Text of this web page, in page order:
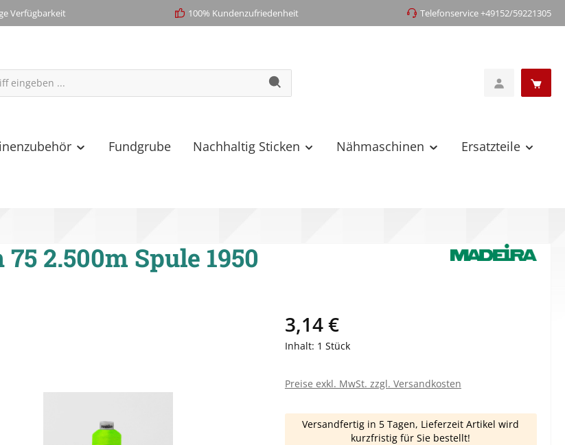
Verfügbarkeit 100% Kundenzufriedenheit Telefonservice +49152/59221305
Fundgrube Nachhaltig Sticken Nähmaschinen Ersatzteile
2.500m Spule 1950
3,14 €
Inhalt: 1 Stück
Preise exkl. MwSt. zzgl. Versandkosten
Versandfertig in 5 Tagen, Lieferzeit Artikel wird
kurzfristig für Sie bestellt!